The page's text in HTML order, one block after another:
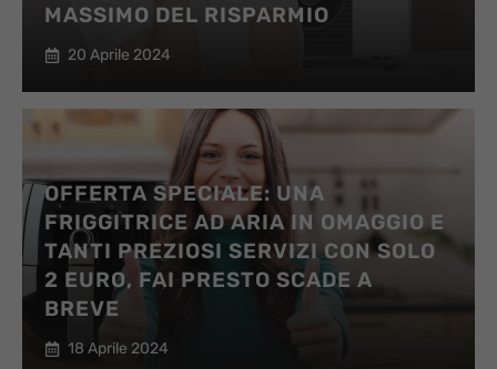
MASSIMO DEL RISPARMIO
20 Aprile 2024
OFFERTA SPECIALE: UNA
FRIGGITRICE AD ARIA IN OMAGGIO E
TANTI PREZIOSI SERVIZI CON SOLO
2 EURO, FAI PRESTO SCADE A
BREVE
18 Aprile 2024